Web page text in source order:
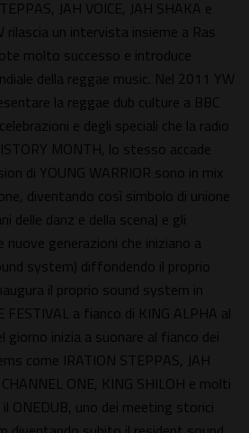
JAH VOICE, JAH SHAKA e
un intervista insieme a Ras
molto successo e introduce
della reggae music. Nel 2011 YW
la reggae dub culture a BBC
e degli speciali che la radio
MONTH, lo stesso accade
di YOUNG WARRIOR sono in mix
diventando così simbolo di unione
delle danz e della scena) e gli
nuove generazioni che iniziano a
system) diffondendo il proprio
il proprio sound system in
FESTIVAL a fianco di KING ALPHA al
giorno inizia a suonare al fianco dei
come IRATION STEPPAS, JAH
ONE, KING SHILOH e molti
ONEDUB, uno dei meeting storici